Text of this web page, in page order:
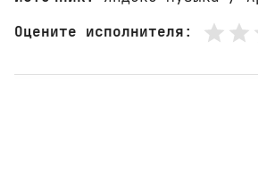
Оцените исполнителя: